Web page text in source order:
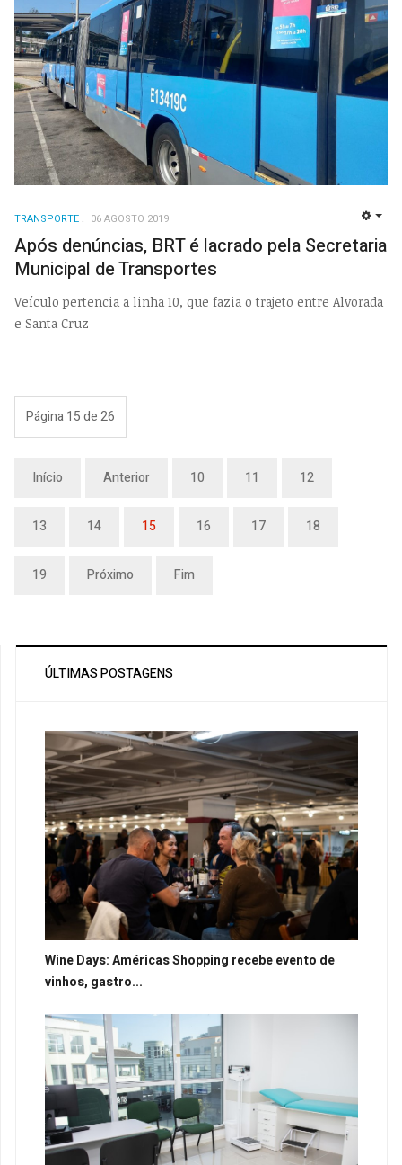
TRANSPORTE 06 AGOSTO 2019
Após denúncias, BRT é lacrado pela Secretaria
Municipal de Transportes
Veículo pertencia a linha 10, que fazia o trajeto entre Alvorada
e Santa Cruz
Página 15 de 26
Início Anterior 10 11 12
13 14 15 16 17 18
19 Próximo Fim
ÚLTIMAS POSTAGENS
Wine Days: Américas Shopping recebe evento de
vinhos, gastro...